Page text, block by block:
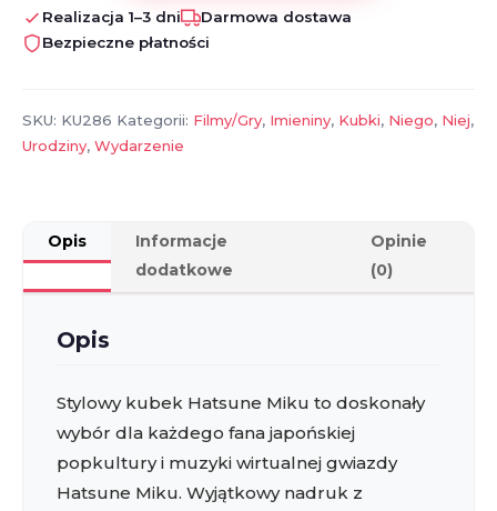
Hatsune
Miku
z
nadrukiem,
fana
anime
Realizacja 1–3 dni
Darmowa dostawa
Bezpieczne płatności
SKU: KU286 Kategorii: Filmy/Gry, Imieniny, Kubki, Niego, Niej,
Urodziny, Wydarzenie
Opis
Informacje
dodatkowe
Opinie
(0)
Opis
Stylowy kubek Hatsune Miku to doskonały
wybór dla każdego fana japońskiej
popkultury i muzyki wirtualnej gwiazdy
Hatsune Miku. Wyjątkowy nadruk z